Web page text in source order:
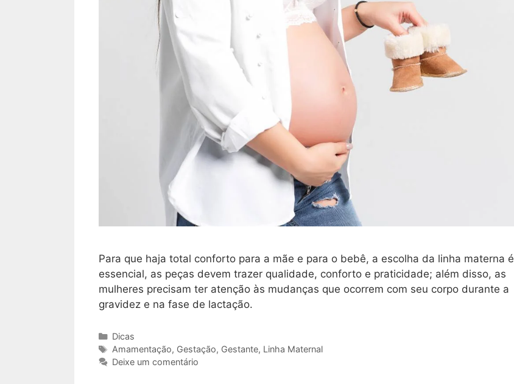
Para que haja total conforto para a mãe e para o bebê, a escolha da linha materna é
essencial, as peças devem trazer qualidade, conforto e praticidade; além disso, as
mulheres precisam ter atenção às mudanças que ocorrem com seu corpo durante a
gravidez e na fase de lactação.
Categorias
Dicas
Tags
Amamentação, Gestação, Gestante, Linha Maternal
Deixe um comentário